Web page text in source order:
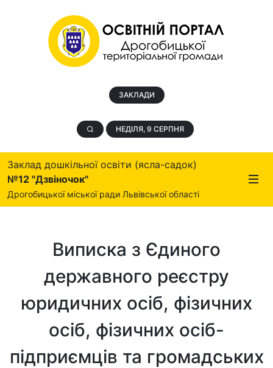
ЗАКЛАДИ
НЕДІЛЯ, 9 СЕРПНЯ
Заклад дошкільної освіти (ясла-садок)
№12 "Дзвіночок"
Дрогобицької міської ради Львівської області
Виписка з Єдиного
державного реєстру
юридичних осіб, фізичних
осіб, фізичних осіб-
підприємців та громадських